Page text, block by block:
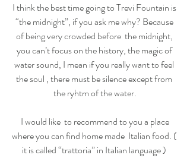
I think the best time going to Trevi Fountain is
“the midnight”, if you ask me why? Because
of being very crowded before  the midnight,
you can’t focus on the history, the magic of
water sound, I mean if you really want to feel
the soul , there must be silence except from
the ryhtm of the water.
I would like  to recommend to you a place
where you can find home made  Italian food. (
it is called “trattoria” in Italian language )